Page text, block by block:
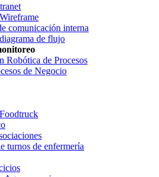
comunicación interna
de flujo
Robótica de Procesos
de Negocio
turnos de enfermería